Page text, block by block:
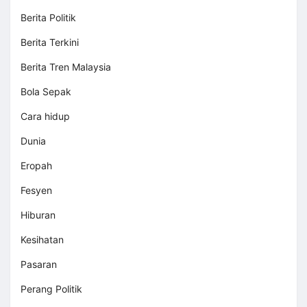
Berita Politik
Berita Terkini
Berita Tren Malaysia
Bola Sepak
Cara hidup
Dunia
Eropah
Fesyen
Hiburan
Kesihatan
Pasaran
Perang Politik